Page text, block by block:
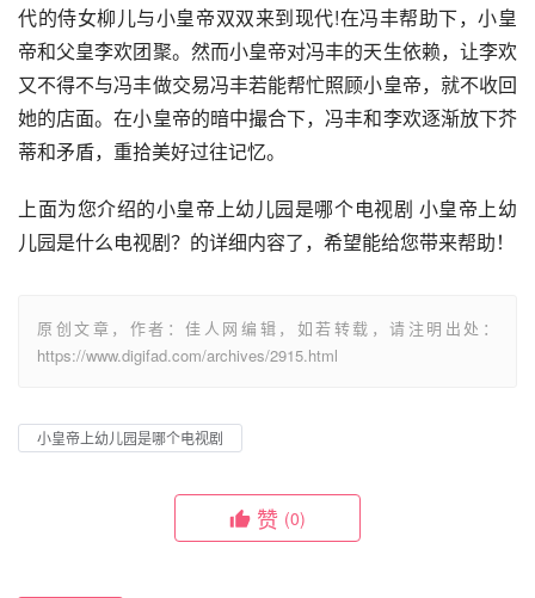
代的侍女柳儿与小皇帝双双来到现代!在冯丰帮助下，小皇
帝和父皇李欢团聚。然而小皇帝对冯丰的天生依赖，让李欢
又不得不与冯丰做交易冯丰若能帮忙照顾小皇帝，就不收回
她的店面。在小皇帝的暗中撮合下，冯丰和李欢逐渐放下芥
蒂和矛盾，重拾美好过往记忆。
上面为您介绍的小皇帝上幼儿园是哪个电视剧 小皇帝上幼
儿园是什么电视剧？的详细内容了，希望能给您带来帮助！
原创文章，作者：佳人网编辑，如若转载，请注明出处：
https://www.digifad.com/archives/2915.html
小皇帝上幼儿园是哪个电视剧
赞 (0)